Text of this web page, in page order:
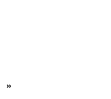
Nächste
»